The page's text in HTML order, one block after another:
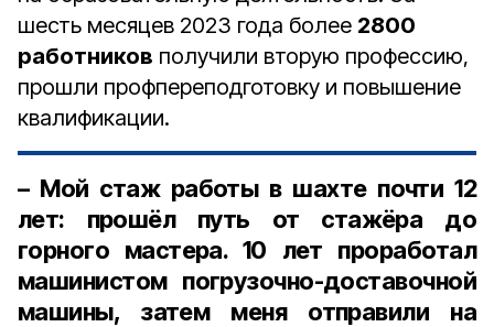
шесть месяцев 2023 года более 2800
работников получили вторую профессию,
прошли профпереподготовку и повышение
квалификации.
– Мой стаж работы в шахте почти 12
лет: прошёл путь от стажёра до
горного мастера. 10 лет проработал
машинистом погрузочно-доставочной
машины, затем меня отправили на